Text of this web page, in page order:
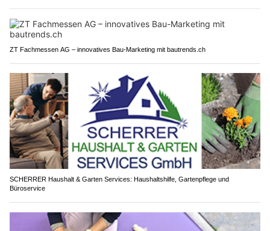
ZT Fachmessen AG – innovatives Bau-Marketing mit bautrends.ch
SCHERRER Haushalt & Garten Services: Haushaltshilfe, Gartenpflege und
Büroservice